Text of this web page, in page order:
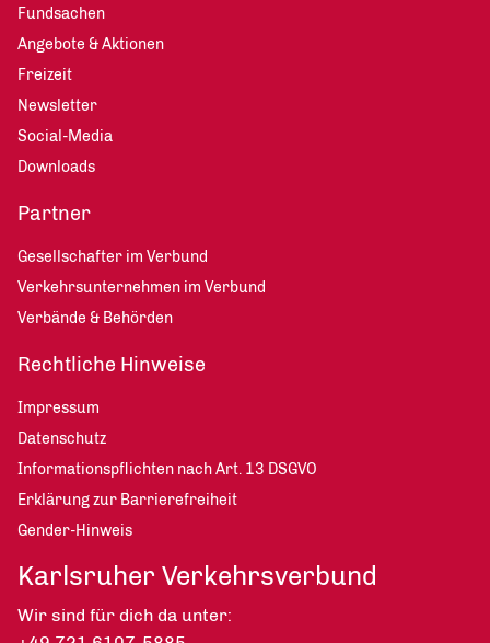
Fundsachen
Angebote & Aktionen
Freizeit
Newsletter
Social-Media
Downloads
Partner
Gesellschafter im Verbund
Verkehrsunternehmen im Verbund
Verbände & Behörden
Rechtliche Hinweise
Impressum
Datenschutz
Informationspflichten nach Art. 13 DSGVO
Erklärung zur Barrierefreiheit
Gender-Hinweis
Karlsruher Verkehrsverbund
Wir sind für dich da unter: